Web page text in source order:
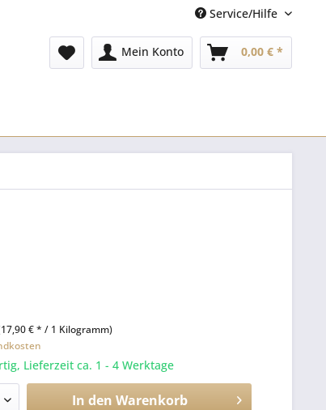
Service/Hilfe
Mein Konto 0,00 € *
€ * / 1 Kilogramm)
Lieferzeit ca. 1 - 4 Werktage
In den Warenkorb